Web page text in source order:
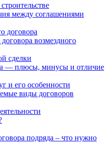
между соглашениями
договора
возмездного
сделки
— плюсы, минусы и отличие
и его особенности
виды договоров
подряда – что нужно